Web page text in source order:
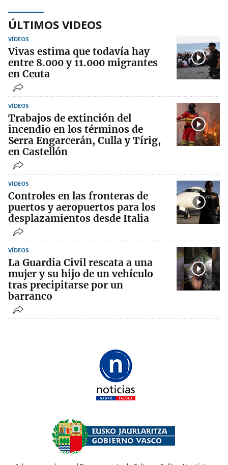
ÚLTIMOS VIDEOS
VÍDEOS
Vivas estima que todavía hay
entre 8.000 y 11.000 migrantes
en Ceuta
VÍDEOS
Trabajos de extinción del
incendio en los términos de
Serra Engarcerán, Culla y Tírig,
en Castellón
VÍDEOS
Controles en las fronteras de
puertos y aeropuertos para los
desplazamientos desde Italia
VÍDEOS
La Guardia Civil rescata a una
mujer y su hijo de un vehículo
tras precipitarse por un
barranco